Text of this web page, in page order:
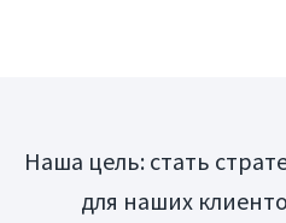
Наша цель: стать
для наших